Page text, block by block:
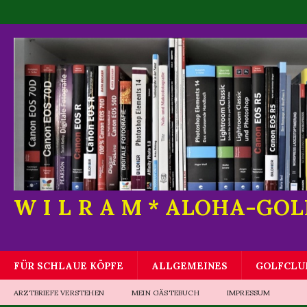
W I L R A M * ALOHA-
FÜR SCHLAUE KÖPFE ALLGEMEINES
ARZTBRIEFE VERSTEHEN MEIN GÄSTEBUCH IMPRESSUM